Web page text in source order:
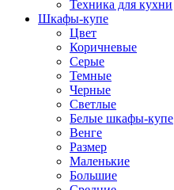
Техника для кухни
Шкафы-купе
Цвет
Коричневые
Серые
Темные
Черные
Светлые
Белые шкафы-купе
Венге
Размер
Маленькие
Большие